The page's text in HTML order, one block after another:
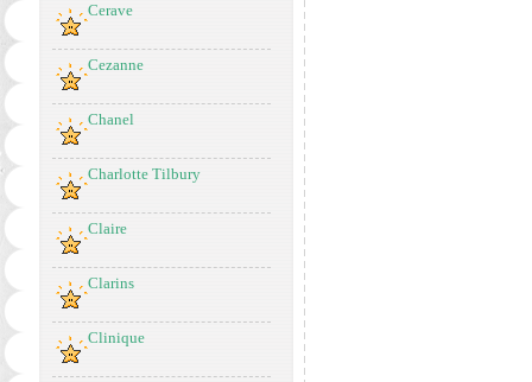
Cerave
Cezanne
Chanel
Charlotte Tilbury
Claire
Clarins
Clinique